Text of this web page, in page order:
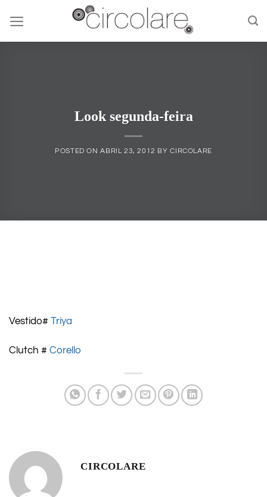
content
Look segunda-feira
POSTED ONABRIL 23, 2012 BYCIRCOLARE
Vestido# Triya
Clutch # Corello
CIRCOLARE